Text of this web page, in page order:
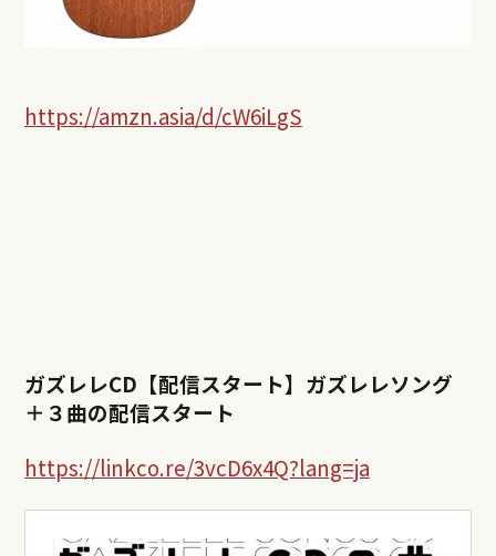
https://amzn.asia/d/cW6iLgS
ガズレレCD【配信スタート】ガズレレソング
＋３曲の配信スタート
https://linkco.re/3vcD6x4Q?lang=ja